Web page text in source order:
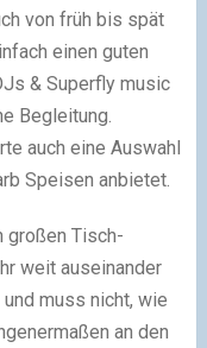
von früh bis spät
einen guten
& Superfly music
Begleitung.
auch eine Auswahl
Speisen anbietet.
großen Tisch-
weit auseinander
muss nicht, wie
an den